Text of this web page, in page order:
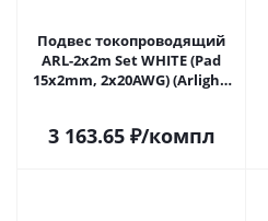
Подвес токопроводящий
ARL-2x2m Set WHITE (Pad
15x2mm, 2x20AWG) (Arlight,
3 163.65₽/компл